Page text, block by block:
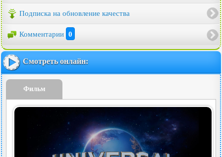
Подписка на обновление качества
Комментарии 0
Смотреть онлайн:
Фильм